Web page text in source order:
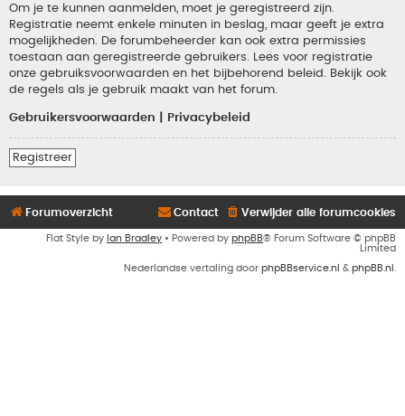
Om je te kunnen aanmelden, moet je geregistreerd zijn.
Registratie neemt enkele minuten in beslag, maar geeft je extra
mogelijkheden. De forumbeheerder kan ook extra permissies
toestaan aan geregistreerde gebruikers. Lees voor registratie
onze gebruiksvoorwaarden en het bijbehorend beleid. Bekijk ook
de regels als je gebruik maakt van het forum.
Gebruikersvoorwaarden Privacybeleid
Registreer
Forumoverzicht Verwijder alle forumcookies
Contact
Flat Style by Ian Bradley • Powered by phpBB® Forum Software © phpBB
Limited
Nederlandse vertaling door phpBBservice.nl & phpBB.nl .